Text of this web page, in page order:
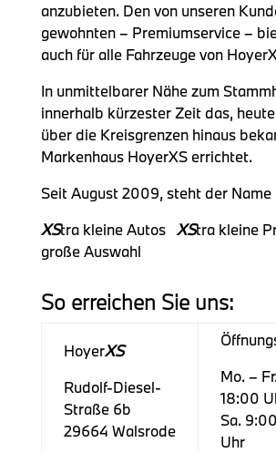
anzubieten. Den von unseren
gewohnten – Premiumservice –
auch für alle Fahrzeuge von
In unmittelbarer Nähe zum
innerhalb kürzester Zeit das,
über die Kreisgrenzen hinaus
Markenhaus HoyerXS errichtet.
Seit August 2009, steht der Name
XStra kleine Autos XStra kleine
große Auswahl
So erreichen Sie uns:
HoyerXS
Rudolf-Diesel-
Straße 6b
29664 Walsrode
Mo. –
18:00
Sa.
Uhr